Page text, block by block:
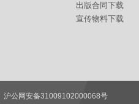
出版合同下载
宣传物料下载
沪公网安备31009102000068号